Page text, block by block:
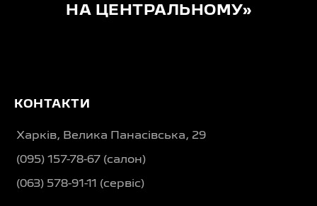
НА ЦЕНТРАЛЬНОМУ»
КОНТАКТИ
Харків, Велика Панасівська, 29
(095) 157-78-67 (салон)
(063) 578-91-11 (сервіс)